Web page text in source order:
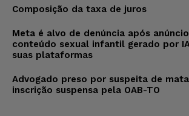
Composição da taxa de juros
Meta é alvo de denúncia após
conteúdo sexual infantil gerado por
suas plataformas
Advogado preso por suspeita de
inscrição suspensa pela OAB-TO